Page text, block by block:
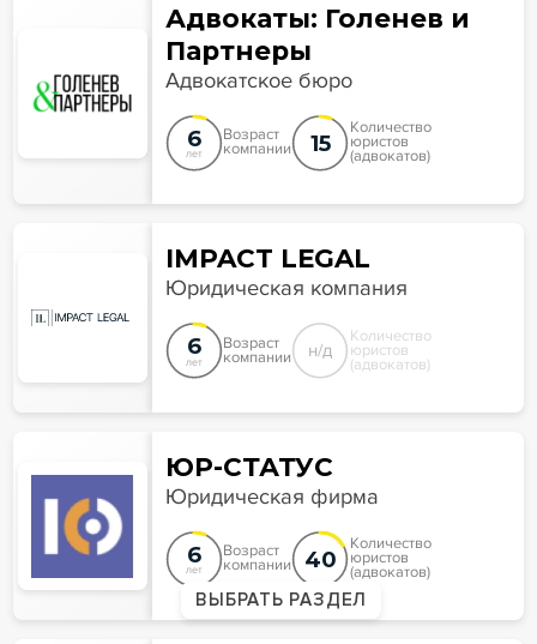
ВЫБРАТЬ РАЗДЕЛ
Адвокаты: Голенев и
Партнеры
Адвокатское бюро
6
лет
Возраст
компании 15
Количество
юристов
(адвокатов)
IMPACT LEGAL
Юридическая компания
6
лет
Возраст
компании н/д
Количество
юристов
(адвокатов)
ЮР-СТАТУС
Юридическая фирма
6
лет
Возраст
компании 40
Количество
юристов
(адвокатов)